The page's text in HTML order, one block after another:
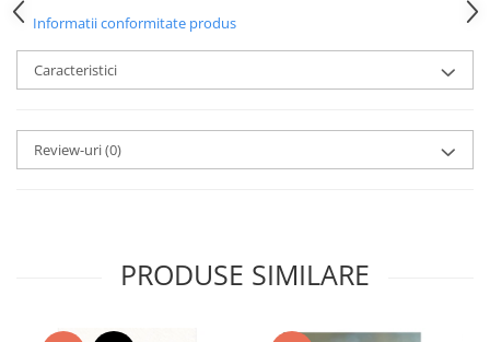
Informatii conformitate produs
Caracteristici
Review-uri(0)
PRODUSE SIMILARE